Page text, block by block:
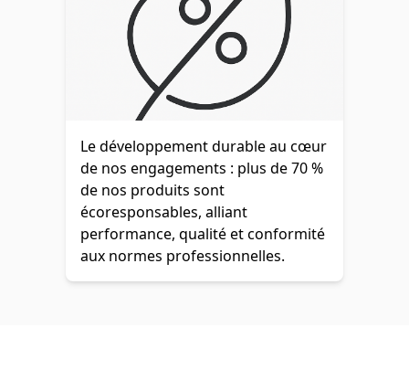
Le développement durable au cœur
de nos engagements : plus de 70 %
de nos produits sont
écoresponsables, alliant
performance, qualité et conformité
aux normes professionnelles.